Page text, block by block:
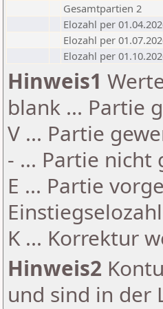
Gesamtpartien 2
Elozahl per
Elozahl per
Elozahl per
Hinweis1
blank ... Partie
V ... Partie
- ... Partie nicht
E ... Partie
K ... Korrektur
Hinweis2
und sind in der